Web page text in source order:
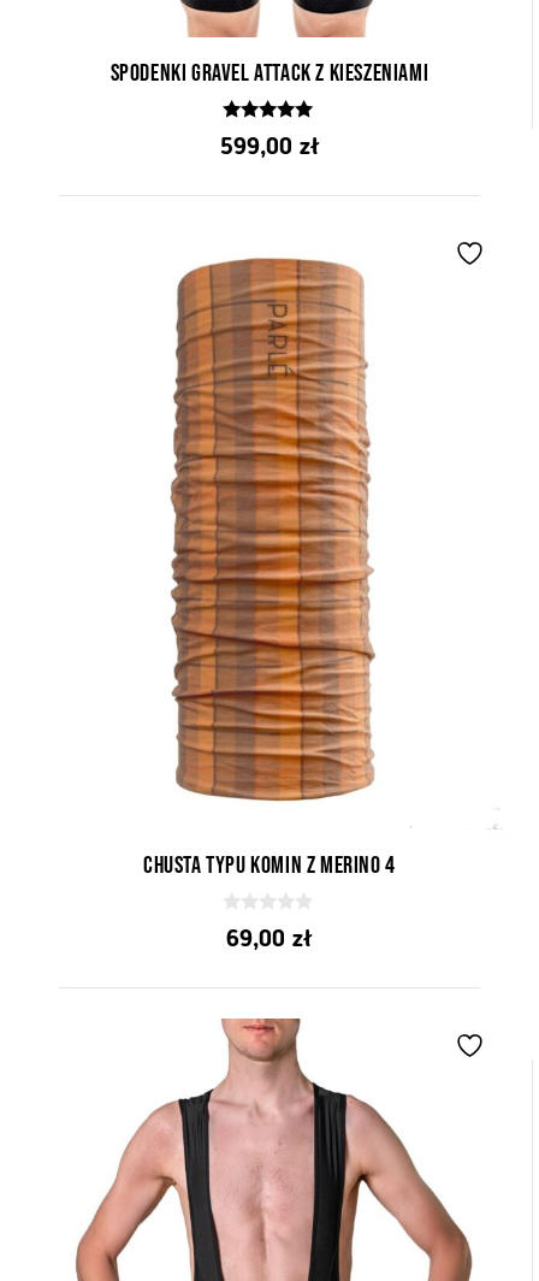
Spodenki Gravel Attack z kieszeniami
5.00
z 5
599,00 zł
Chusta typu komin z Merino 4
0
z69,00 zł